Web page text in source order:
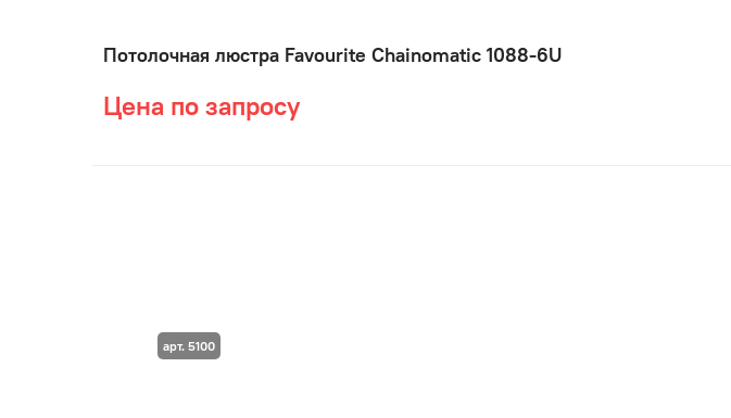
Потолочная люстра Favourite Chainomatic 1088-6U
Цена по запросу
арт. 5100